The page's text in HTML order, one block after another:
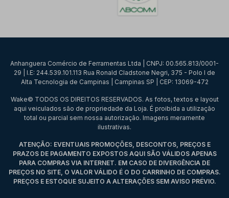
Anhanguera Comércio de Ferramentas Ltda | CNPJ: 00.565.813/0001-
29 | I.E: 244.539.101.113 Rua Ronald Cladstone Negri, 375 - Polo I de
Alta Tecnologia de Campinas | Campinas SP | CEP: 13069-472
Wake© TODOS OS DIREITOS RESERVADOS. As fotos, textos e layout
aqui veiculados são de propriedade da Loja. É proibida a utilização
total ou parcial sem nossa autorização. Imagens meramente
ilustrativas.
ATENÇÃO: EVENTUAIS PROMOÇÕES, DESCONTOS, PREÇOS E
PRAZOS DE PAGAMENTO EXPOSTOS AQUI SÃO VÁLIDOS APENAS
PARA COMPRAS VIA INTERNET. EM CASO DE DIVERGÊNCIA DE
PREÇOS NO SITE, O VALOR VÁLIDO É O DO CARRINHO DE COMPRAS.
PREÇOS E ESTOQUE SUJEITO A ALTERAÇÕES SEM AVISO PRÉVIO.